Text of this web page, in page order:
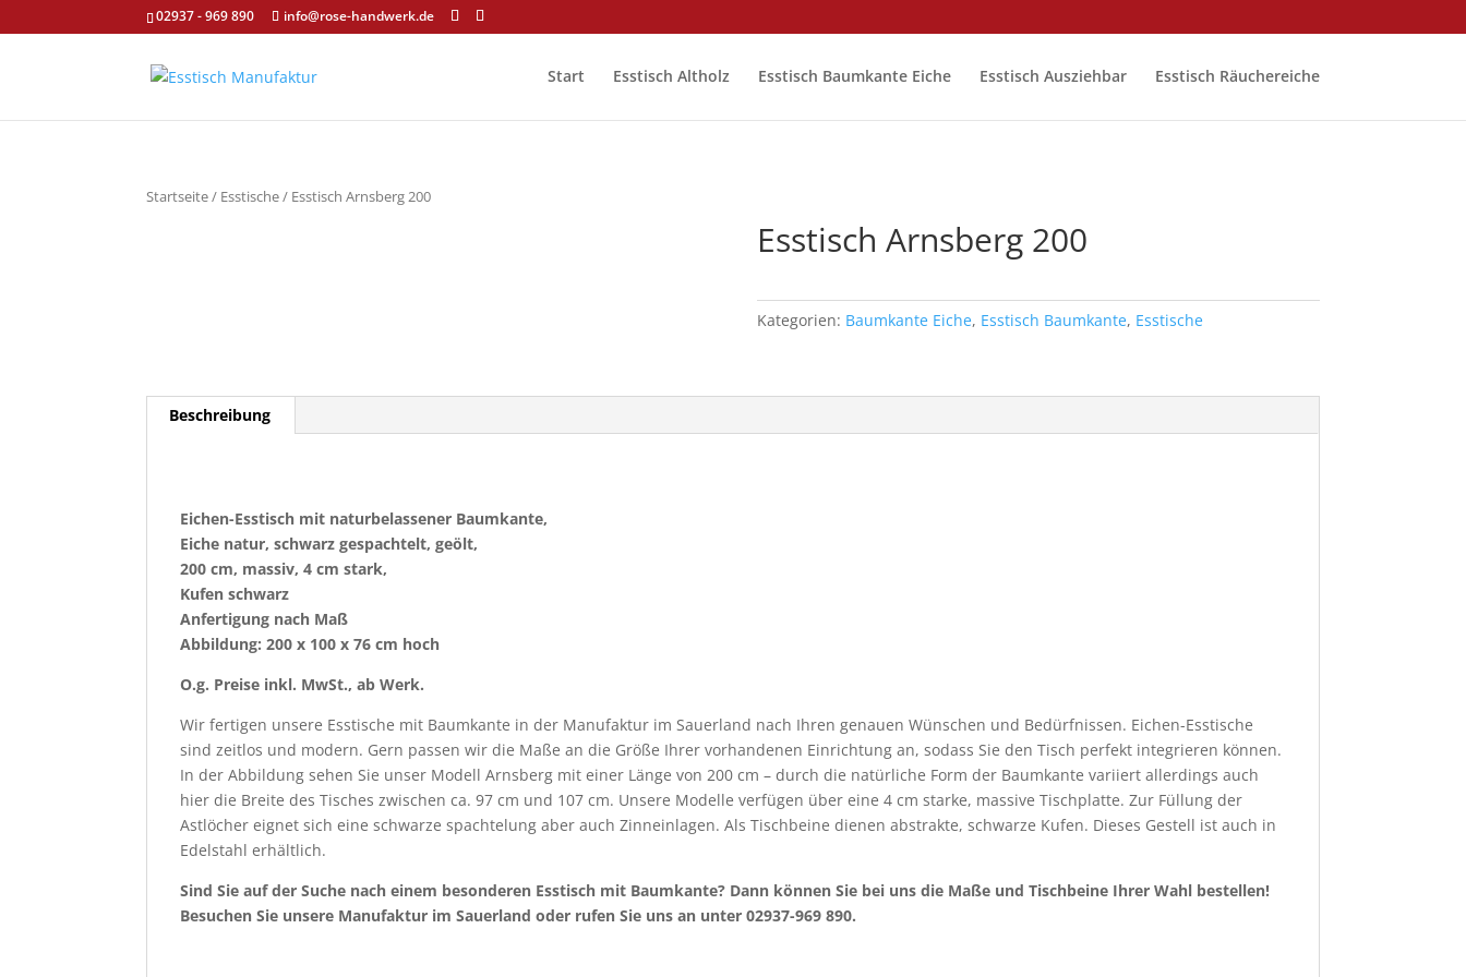
02937 - 969 890 info@rose-handwerk.de
Start Esstisch Altholz Esstisch Baumkante Eiche Esstisch Ausziehbar Esstisch Räuchereiche
Startseite/ Esstische/ Esstisch Arnsberg 200
Esstisch Arnsberg 200
Kategorien: Baumkante Eiche, Esstisch Baumkante, Esstische
Beschreibung
Eichen-Esstisch mit naturbelassener Baumkante,
Eiche natur, schwarz gespachtelt, geölt,
200 cm, massiv, 4 cm stark,
Kufen schwarz
Anfertigung nach Maß
Abbildung: 200 x 100 x 76 cm hoch
O.g. Preise inkl. MwSt., ab Werk.
Wir fertigen unsere Esstische mit Baumkante in der Manufaktur im Sauerland nach Ihren genauen Wünschen und Bedürfnissen. Eichen-Esstische
sind zeitlos und modern. Gern passen wir die Maße an die Größe Ihrer vorhandenen Einrichtung an, sodass Sie den Tisch perfekt integrieren können.
In der Abbildung sehen Sie unser Modell Arnsberg mit einer Länge von 200 cm – durch die natürliche Form der Baumkante variiert allerdings auch
hier die Breite des Tisches zwischen ca. 97 cm und 107 cm. Unsere Modelle verfügen über eine 4 cm starke, massive Tischplatte. Zur Füllung der
Astlöcher eignet sich eine schwarze spachtelung aber auch Zinneinlagen. Als Tischbeine dienen abstrakte, schwarze Kufen. Dieses Gestell ist auch in
Edelstahl erhältlich.
Sind Sie auf der Suche nach einem besonderen Esstisch mit Baumkante? Dann können Sie bei uns die Maße und Tischbeine Ihrer Wahl bestellen!
Besuchen Sie unsere Manufaktur im Sauerland oder rufen Sie uns an unter 02937-969 890.